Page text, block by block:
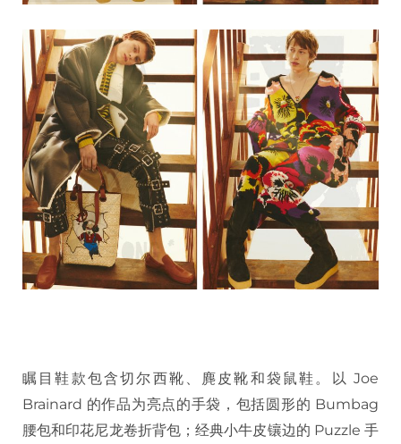
瞩目鞋款包含切尔西靴、麂皮靴和袋鼠鞋。以 Joe
Brainard 的作品为亮点的手袋，包括圆形的 Bumbag
腰包和印花尼龙卷折背包；经典小牛皮镶边的 Puzzle 手